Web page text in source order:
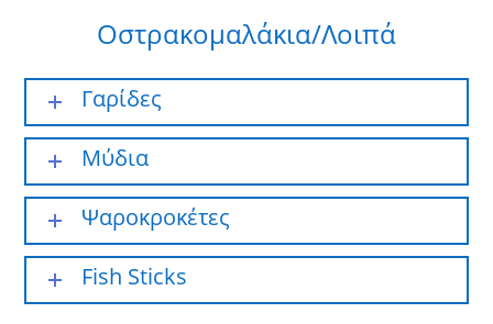
Οστρακομαλάκια/Λοιπά
Γαρίδες
Μύδια
Ψαροκροκέτες
Fish Sticks